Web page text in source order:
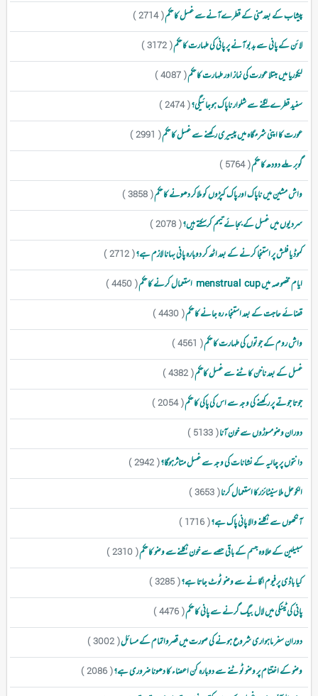
پیشاب کے بعدمنی کے قطرےآنےسے غسل کا حکم( 2714 )
لائن کے پانی سے بدبو آنے پر پانی کی طہارت کا حکم( 3172 )
لیکوریا میں مبتلا عورت کی نماز اور طہارت کا حکم( 4087 )
سفید قطرے لگنے سے شلوار ناپاک ہوجائیگی؟( 2474 )
عورت کا اپنی شرمگاہ میں پیسیری رکھنے سے غسل کا حکم( 2991 )
گوبر ملے دودھ کا حکم( 5764 )
واش مشین میں ناپاک اور پاک کپڑوں کو ملاکر دھونے کا حکم( 3858 )
سردیوں میں غسل کے بجائے تیمم کرسکتے ہیں؟( 2078 )
کموڈ یا فلش پر استنجا کرنے کے بعد اٹھ کر دوبارہ پانی بہانا لازم ہے؟( 2712 )
ایام مخصوصہ میں menstrual cup استعمال کرنے کا حکم ( 4450 )
قضائے حاجت کے بعد استنجاء رہ جانے کا حکم( 4430 )
واش روم کے جوتوں کی طہارت کا حکم( 4561 )
غسل کے بعد ناخن کاٹنے سے غسل کاحکم( 4382 )
جوتا جوتے پر رکھنے کی وجہ سے اس کی پاکی کا حکم( 2054 )
دوران وضومسوڑوں سے خون آنا( 5133 )
دانتوں پر چالیہ کے نشانات کی وجہ سے غسل متاثرہوگا؟( 2942 )
الکوحل ملا سنیٹائزرکا استعمال کرنا( 3653 )
آنکھوں سے نکلنے والا پانی پاک ہے؟( 1716 )
سبیلین کے علاوہ جسم کے باقی حصے سے خون نکلنےسے وضو کا حکم( 2310 )
کیا باڈی پرفیوم لگانے سے وضو ٹوٹ جاتا ہے؟( 3285 )
پانی کی ٹینکی میں لال بیگ گرنے سے پانی کا حکم( 4476 )
دوران سفر ماہواری شروع ہونے کی صورت میں قصرواتمام کے مسائل( 3002 )
وضو کے اختتام پر وضو ٹوٹنے سے دوبارہ کن اعضاء کا دھونا ضروری ہے؟( 2086 )